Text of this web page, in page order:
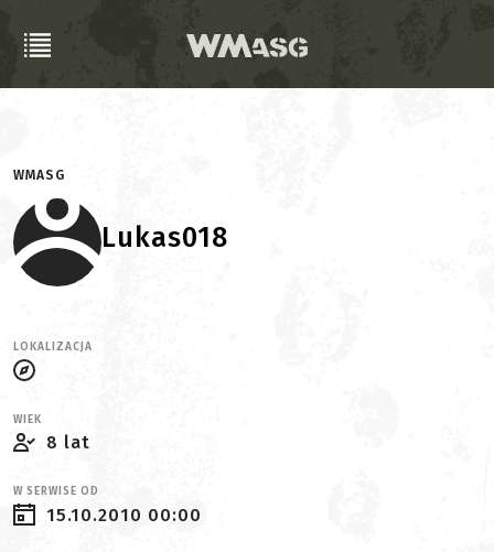
WMASG
Lukas018
LOKALIZACJA
WIEK
8 lat
W SERWISE OD
15.10.2010 00:00